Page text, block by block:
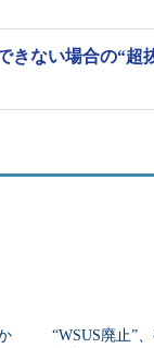
こちらの方が違
、右が
きない場合の“超
“WSUS廃止”